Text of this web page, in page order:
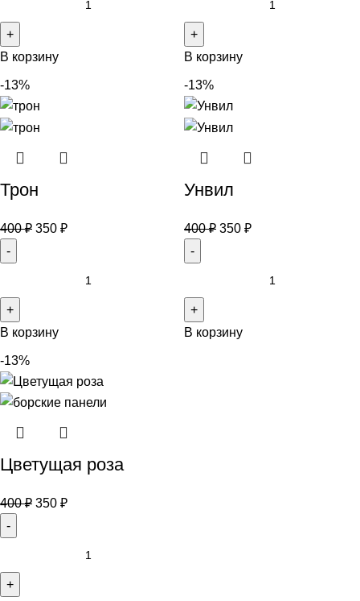
В корзину В корзину
-13%
Трон
400₽ 350 ₽
В корзину
-13%
Унвил
400₽ 350 ₽
В корзину
-13%
Цветущая роза
400₽ 350 ₽